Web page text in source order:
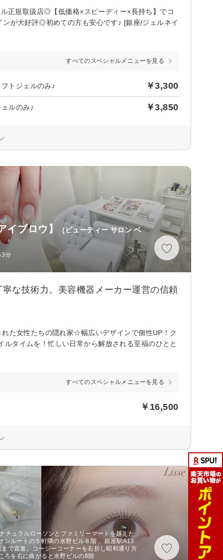
正規取扱店◎【低価格×スピーディー×長持ち】でコ
が大好評◎初めての方も安心です♪ [銀座/ジェルネイ
すべてのスペシャルメニューを見る
トジェルのみ♪ ￥3,300
ルのみ♪ ￥3,850
ブロウ】
(ビューティー サロン ベ
3分
な技術力。美容機器メーカー運営の信頼
た女性たちの隠れ家☆幅広いデザインで個性UP！ク
タイムを！忙しい日常から解放される至福のひとと
すべてのスペシャルメニューを見る
￥16,500
チュラルローソンとファミリーマートを越えた
ルートの５軒隣の水野ビル８階 、銀座駅A13
で直進。コージーコーナーを右折し昭和通り方
ろを右に曲がると水野ビルの8階